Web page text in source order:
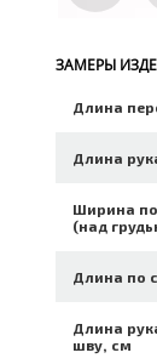
ЗАМЕРЫ
Длина
Длина
Ширина
(над
Длина по
Длина
шву, см